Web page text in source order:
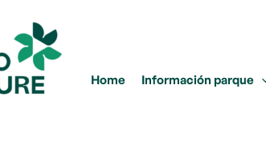
Home Información parque